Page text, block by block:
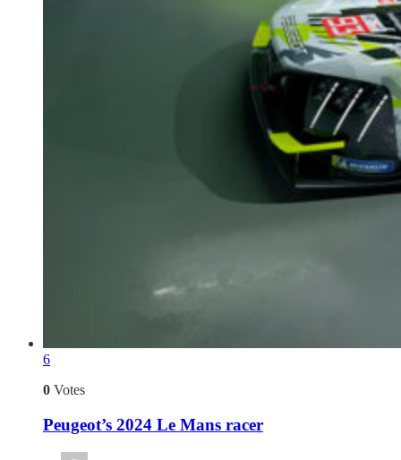
6
0 Votes
Peugeot’s 2024 Le Mans racer